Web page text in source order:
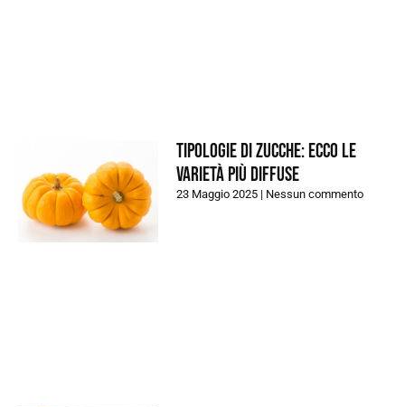
Tipologie di zucche: ecco le
varietà più diffuse
23 Maggio 2025 Nessun commento